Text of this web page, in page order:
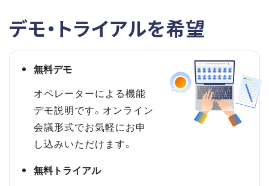
デモ・トライアルを希望
無料デモ
オペレーターによる機能
デモ説明です。オンライン
会議形式でお気軽にお申
し込みいただけます。
無料トライアル